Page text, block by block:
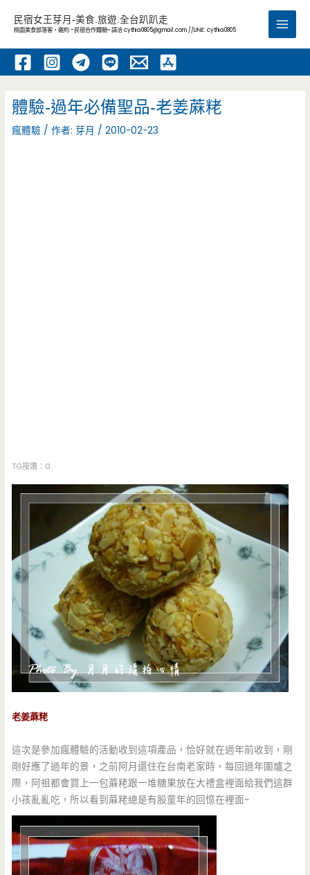
內
民宿女王芽月-美食.旅遊.全台趴趴走
桃園美食部落客，邀約 -民宿合作體驗~ 請洽cythia0805@gmail.com //LINE: cythia0805
Main
體驗-過年必備聖品-老姜蔴粩
瘋體驗 / 作者:芽月 /2010-02-23
TG按讚：0
老姜蔴粩
這次是參加瘋體驗的活動收到這項產品，恰好就在過年前收到，剛
剛好應了過年的景，之前阿月還住在台南老家時，每回過年圍爐之
際，阿祖都會買上一包蔴粩跟一堆糖果放在大禮盒裡面給我們這群
小孩亂亂吃，所以看到蔴粩總是有股童年的回憶在裡面~